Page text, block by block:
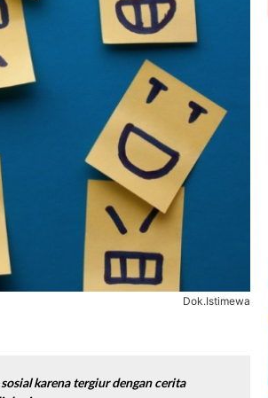
Dok.Istimewa
karena tergiur dengan cerita